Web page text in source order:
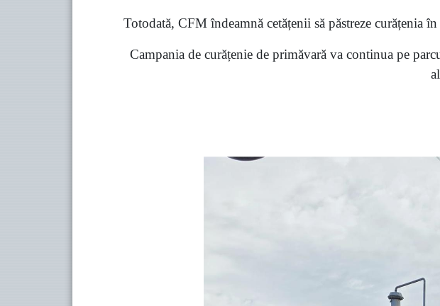
Totodată, CFM îndeamnă cetățenii să păstreze curățenia
Campania de curățenie de primăvară va continua pe